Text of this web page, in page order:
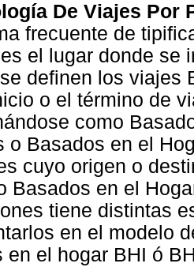
De Viajes Por
frecuente de
el lugar donde se
definen los viajes
o el término de
como
o Basados en el
cuyo origen o
Basados en el
tiene distintas
en el modelo
en el hogar BHI ó